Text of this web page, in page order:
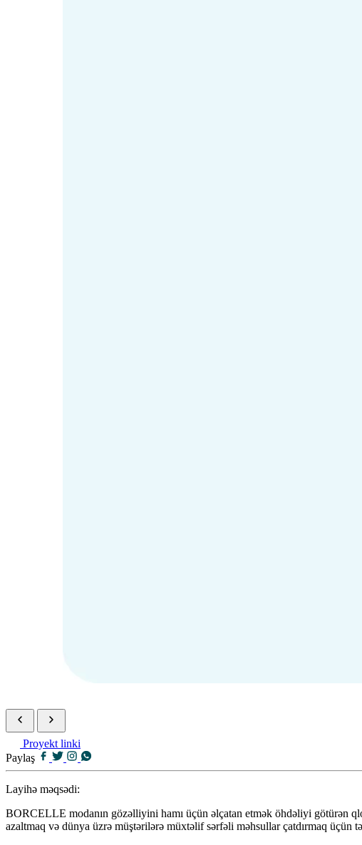
Proyekt linki
Paylaş
Layihə məqsədi:
BORCELLE modanın gözəlliyini hamı üçün əlçatan etmək öhdəliyi götürən
azaltmaq və dünya üzrə müştərilərə müxtəlif sərfəli məhsullar çatdırmaq